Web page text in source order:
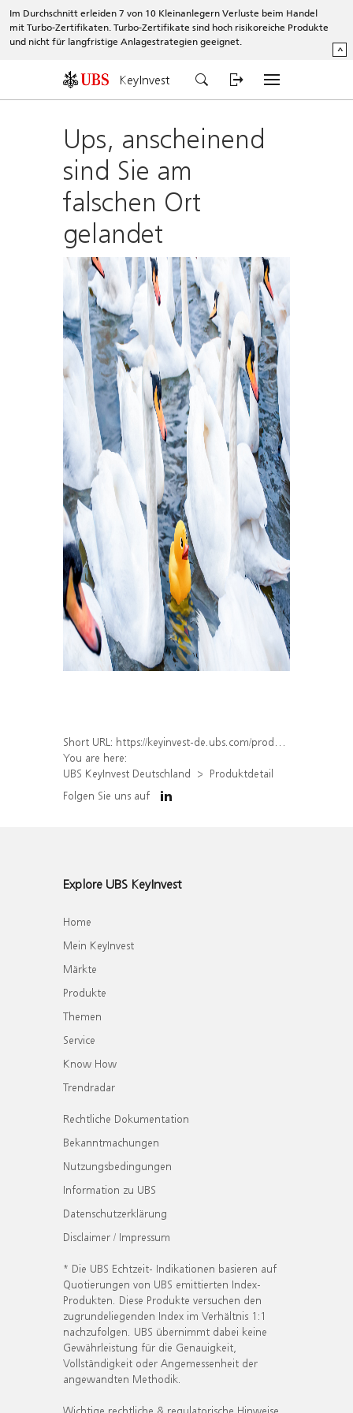
Im Durchschnitt erleiden 7 von 10 Kleinanlegern Verluste beim Handel
mit Turbo-Zertifikaten. Turbo-Zertifikate sind hoch risikoreiche Produkte
und nicht für langfristige Anlagestrategien geeignet.
^
KeyInvest
Ups, anscheinend
sind Sie am
falschen Ort
gelandet
Short URL: https://keyinvest-de.ubs.com/produkt/detail/index/isin/DE000WA32W57
You are here:
UBS KeyInvest Deutschland
Produktdetail
Folgen Sie uns auf
Explore UBS KeyInvest
Home
Mein KeyInvest
Märkte
Produkte
Themen
Service
Know How
Trendradar
Rechtliche Dokumentation
Bekanntmachungen
Nutzungsbedingungen
Information zu UBS
Datenschutzerklärung
Disclaimer / Impressum
* Die UBS Echtzeit- Indikationen basieren auf
Quotierungen von UBS emittierten Index-
Produkten. Diese Produkte versuchen den
zugrundeliegenden Index im Verhältnis 1:1
nachzufolgen. UBS übernimmt dabei keine
Gewährleistung für die Genauigkeit,
Vollständigkeit oder Angemessenheit der
angewandten Methodik.